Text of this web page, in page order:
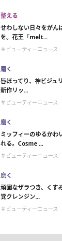
整える
せわしない日々をがん
を。花王「melt...
＃ビューティーニュース
磨く
唇ぽってり、神ビジュ
新作リッ...
＃ビューティーニュース
磨く
ミッフィーのゆるかわ
れる。Cosme ...
＃ビューティーニュース
磨く
頑固なザラつき、くす
覚クレンジン...
＃ビューティーニュース